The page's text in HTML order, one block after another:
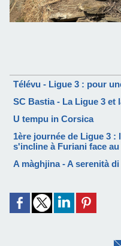
Télévu - Ligue 3 : pour
SC Bastia - La Ligue 3
U tempu in Corsica
1ère journée de Ligue 3
s'incline à Furiani face au
A màghjina - A serenità